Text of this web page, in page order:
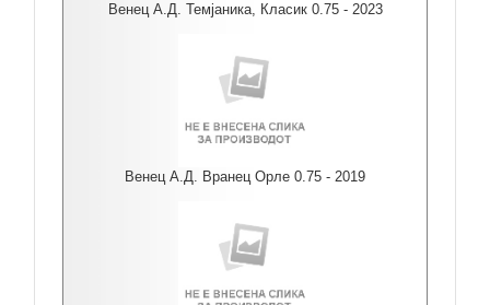
Венец А.Д. Темјаника, Класик 0.75 - 2023
Венец А.Д. Вранец Орле 0.75 - 2019